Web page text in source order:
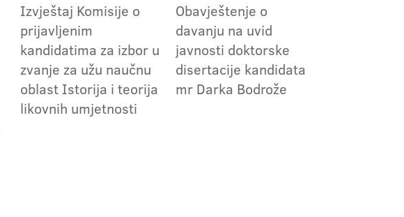
Izvještaj Komisije o
prijavljenim
kandidatima za izbor u
zvanje za užu naučnu
oblast Istorija i teorija
likovnih umjetnosti
Obavještenje o
davanju na uvid
javnosti doktorske
disertacije kandidata
mr Darka Bodrože